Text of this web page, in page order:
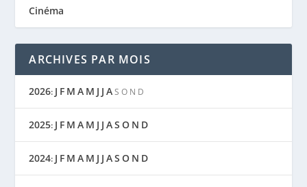
Cinéma
ARCHIVES PAR MOIS
2026: J F M A M J J A S O N D
2025: J F M A M J J AS O N D
2024: J F M A M J J AS O N D